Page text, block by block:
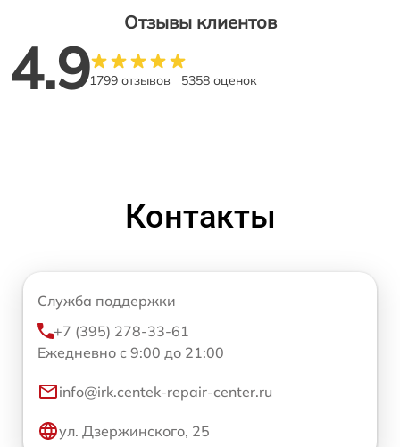
Отзывы клиентов
4.91799 отзывов 5358 оценок
Контакты
Служба поддержки
+7 (395) 278-33-61
Ежедневно с 9:00 до 21:00
info@irk.centek-repair-center.ru
ул. Дзержинского, 25